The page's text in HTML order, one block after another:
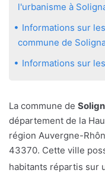
l'urbanisme à
Informations sur
commune de
Informations sur
La commune de
département de la
région Auvergne-
43370. Cette ville
habitants répartis sur